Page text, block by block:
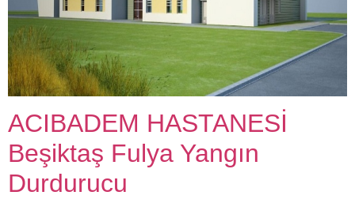
ACIBADEM HASTANESİ
Beşiktaş Fulya Yangın
Durdurucu